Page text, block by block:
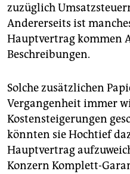
zuzüglich
Andererseits ist
Hauptvertrag kommen
Beschreibungen.
Solche zusätzlichen
Vergangenheit immer
Kostensteigerungen
könnten sie Hochtief
Hauptvertrag
Konzern Komplett-